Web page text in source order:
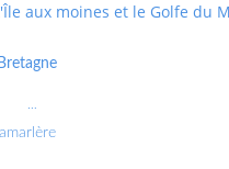
aux moines et le Golfe du